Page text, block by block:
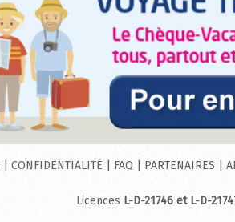
CONFIDENTIALITÉ FAQ PARTENAIRES
Licences L-D-21746 et L-D-